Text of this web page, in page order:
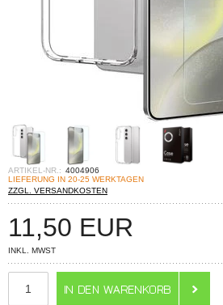
ARTIKEL-NR.: 4004906
LIEFERUNG IN 20-25 WERKTAGEN
ZZGL. VERSANDKOSTEN
11,50 EUR
INKL. MWST